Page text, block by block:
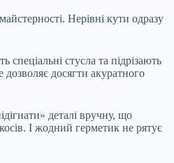
Нерівні кути одразу
стусла та підрізають
досягти акуратного
деталі вручну, що
І жодний герметик не рятує